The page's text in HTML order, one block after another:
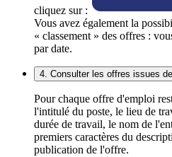
cliquez sur :
Vous avez également la
« classement » des offres :
par date.
4. Consulter les offres issues
Pour chaque offre d'emploi
l'intitulé du poste, le lieu de
durée de travail, le nom de
premiers caractères du
publication de l'offre.